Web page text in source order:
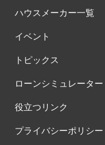
ハウスメーカー一覧
イベント
トピックス
ローンシミュレーター
役立つリンク
プライバシーポリシー